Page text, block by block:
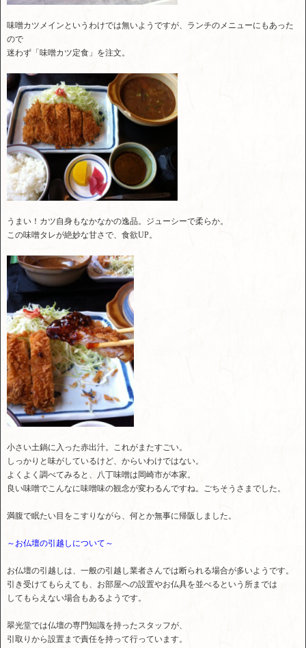
味噌カツメインというわけでは無いようですが、ランチのメニューにもあった
ので
迷わず「味噌カツ定食」を注文。
うまい！カツ自身もなかなかの逸品。ジューシーで柔らか。
この味噌タレが絶妙な甘さで、食欲UP。
小さい土鍋に入った赤出汁。これがまたすごい。
しっかりと味がしているけど、からいわけではない。
よくよく調べてみると、八丁味噌は岡崎市が本家。
良い味噌でこんなに味噌味の観念が変わるんですね。ごちそうさまでした。
満腹で眠たい目をこすりながら、何とか無事に帰阪しました。
～お仏壇の引越しについて～
お仏壇の引越しは、一般の引越し業者さんでは断られる場合が多いようです。
引き受けてもらえても、お部屋への設置やお仏具を並べるという所までは
してもらえない場合もあるようです。
翠光堂では仏壇の専門知識を持ったスタッフが、
引取りから設置まで責任を持って行っています。